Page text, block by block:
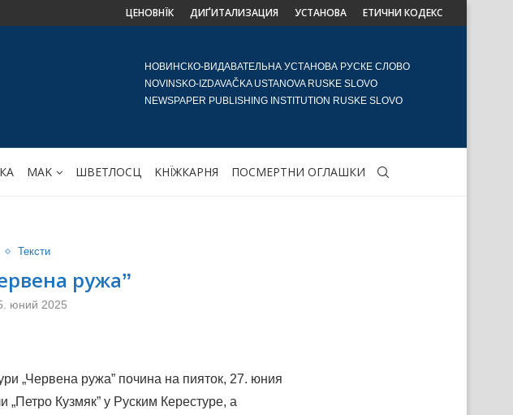
ЦЕНОВНЇК ДИҐИТАЛИЗАЦИЯ УСТАНОВА ЕТИЧНИ КОДЕКС
НОВИНСКО-ВИДАВАТЕЛЬНА УСТАНОВА РУСКЕ СЛОВО
NOVINSKO-IZDAVAČKA USTANOVA RUSKE SLOVO
NEWSPAPER PUBLISHING INSTITUTION RUSKE SLOVO
МАK ШВЕТЛОСЦ KНЇЖКАРНЯ ПОСМЕРТНИ ОГЛАШКИ
Тексти
ружаˮ
юний 2025
„Червена ружа” почина на пияток, 27. юния
Кузмяк” у Руским Керестуре, а